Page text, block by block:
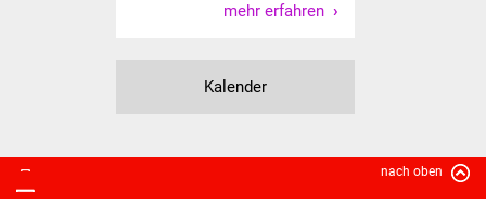
Ärzte und Apotheken
mehr erfahren
Kalender
nach oben